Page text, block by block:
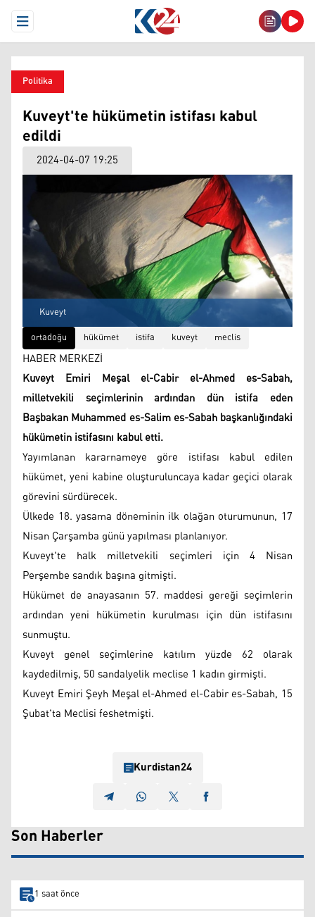
Open Menu
Politika
Kuveyt'te hükümetin istifası kabul
edildi
2024-04-07 19:25
Kuveyt
ortadoğu
hükümet istifa kuveyt meclis
HABER MERKEZİ
Kuveyt Emiri Meşal el-Cabir el-Ahmed es-Sabah,
milletvekili seçimlerinin ardından dün istifa eden
Başbakan Muhammed es-Salim es-Sabah başkanlığındaki
hükümetin istifasını kabul etti.
Yayımlanan kararnameye göre istifası kabul edilen
hükümet, yeni kabine oluşturuluncaya kadar geçici olarak
görevini sürdürecek.
Ülkede 18. yasama döneminin ilk olağan oturumunun, 17
Nisan Çarşamba günü yapılması planlanıyor.
Kuveyt'te halk milletvekili seçimleri için 4 Nisan
Perşembe sandık başına gitmişti.
Hükümet de anayasanın 57. maddesi gereği seçimlerin
ardından yeni hükümetin kurulması için dün istifasını
sunmuştu.
Kuveyt genel seçimlerine katılım yüzde 62 olarak
kaydedilmiş, 50 sandalyelik meclise 1 kadın girmişti.
Kuveyt Emiri Şeyh Meşal el-Ahmed el-Cabir es-Sabah, 15
Şubat'ta Meclisi feshetmişti.
Kurdistan24
Son Haberler
1 saat önce